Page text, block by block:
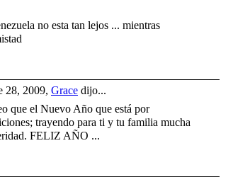
no esta tan lejos ... mientras
28, 2009, Grace dijo...
que el Nuevo Año que está por
trayendo para ti y tu familia mucha
FELIZ AÑO ...